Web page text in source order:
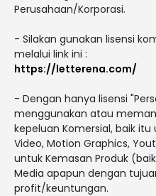
Perusahaan/Korporasi.
- Silakan gunakan lisensi
melalui link ini :
https://letterena.com/
- Dengan hanya lisensi
menggunakan atau
kepeluan Komersial, baik itu
Video, Motion Graphics,
untuk Kemasan Produk
Media apapun dengan
profit/keuntungan.